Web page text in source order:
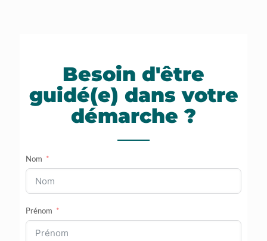
Besoin d'être
guidé(e) dans votre
démarche ?
Nom
Prénom